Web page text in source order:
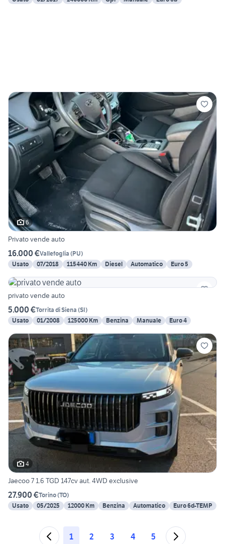
6
Privato vende auto
16.000 €Vallefoglia (PU)
Usato
07/2018 115440 Km Diesel Automatico Euro 5
privato vende auto
5.000 €Torrita di Siena (SI)
Usato
01/2008 125000 Km Benzina Manuale Euro 4
4
Jaecoo 7 1.6 TGD 147cv aut. 4WD exclusive
27.900 €Torino(TO)
Usato
05/2025 12000 Km Benzina Automatico Euro 6d-TEMP
1 2 3 4 5